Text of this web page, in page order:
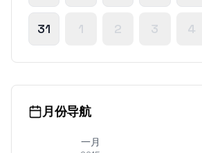
31 1 2 3 4
月份导航
一月